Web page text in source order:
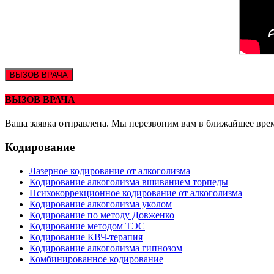
ВЫЗОВ ВРАЧА
ВЫЗОВ ВРАЧА
Ваша заявка отправлена. Мы перезвоним вам в ближайшее
Кодирование
Лазерное кодирование от алкоголизма
Кодирование алкоголизма вшиванием торпеды
Психокоррекционное кодирование от алкоголизма
Кодирование алкоголизма уколом
Кодирование по методу Довженко
Кодирование методом ТЭС
Кодирование КВЧ-терапия
Кодирование алкоголизма гипнозом
Комбинированное кодирование